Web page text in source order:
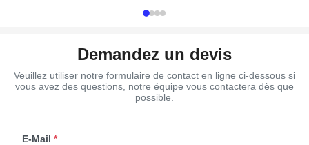
Demandez un devis
Veuillez utiliser notre formulaire de contact en ligne ci-dessous si
vous avez des questions, notre équipe vous contactera dès que
possible.
E-Mail *